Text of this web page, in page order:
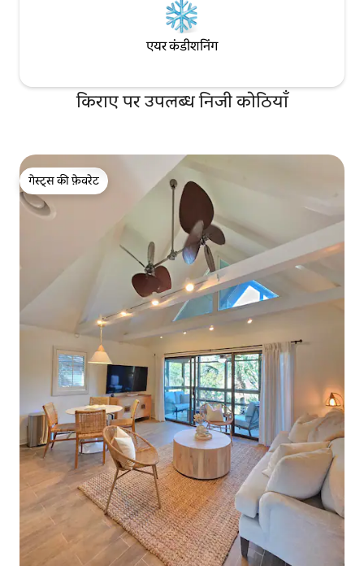
एयर कंडीशनिंग
किराए पर उपलब्ध निजी कोठियाँ
गेस्ट्स की फ़ेवरेट
गेस्ट्स की फ़ेवरेट